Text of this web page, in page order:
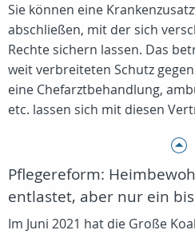
Sie können eine
abschließen, mit der sich
Rechte sichern lassen. Das
weit verbreiteten Schutz
eine Chefarztbehandlung,
etc. lassen sich mit diesen
Pflegereform:
entlastet, aber nur ein
Im Juni 2021 hat die Große